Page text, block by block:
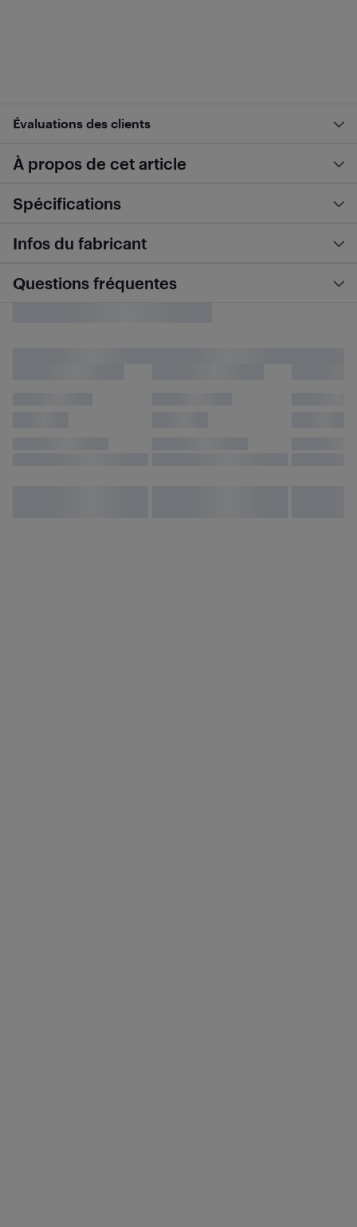
Évaluations des clients
À propos de cet article
Spécifications
Infos du fabricant
Questions fréquentes